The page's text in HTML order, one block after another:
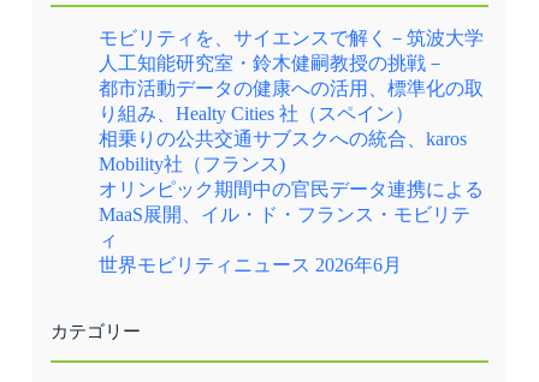
料・参考情報】 ①Improving bus connections
between Leigh, Salford and Manchester, TfGM,
Dec. 2011 に加筆 ②IBS撮影 ③Cross City Bus
Package and Busway Programme Monitoring and
Evaluation Early Findings Report, TfGM, July
2020 に加筆
だが、車体色から看板まで、シンボルカラーで
あるレモンイエローに統一されている（出典
な効果が表れています。 公共交通の利用者数は
コロナ前の予測に対し6.6%上方で推移 バス運賃
の平均15%の値下げ ゼロエミッション車のシェ
ア拡大（25%） 経年の浅い車両の増強（車齢4
年未満が75%） 定時運行率の改善（フランチャ
イズ化前66%→統合第1フェーズでは80%超え、
第2,3フェーズも70％超） バス1km当たりの運営
コストを、民間市場への介入ケースと比較して
1/3削減 今後は2028年にかけて、主要8コリドー
の地域鉄道の統合が予定されています。 「Bee
Network」のロゴマークのミツバチは、労働者
の街マンチェスターを象徴するアイコンで、ま
とアクティブトラベルの分担率を50%とする目
標を打ち出し、マイカーと公共交通の「ライト
こうした街では民間主導での中心市街地再編が
進まないことから、行政主導による再編が計画
されています。 また、郊外バスターミナルと
マンチェスター中心部、あるいは郊外バスター
ミナル同士を結ぶバスネットワークについて、
Bee Networkへの統合以降、路線再編によりサー
ビスレベルが向上しています。現在では、41の
路線が日中でも12分以下の高頻度で運行されて
おり、市域全体で利便性の高い公共交通ネット
ワークが形成されています。バスターミナルに
は、高頻度で運行する路線を一覧にしたマップ
も掲示されており、郊外都市間にも利便性の高
い公共交通が運行されていることがPRされてい
ます。 運行頻度12分以内のトラム・バス路線を
③ ポイント バスターミナルを中心に街が形成
されていることで、行政、医療、買物などの日
としています。入札には国外事業者も含め幅広
く参入可能です。参入を希望する事業者は事前
審査を受けることで、入札資格を得ることがで
き、各路線の入札に際しては、金額だけでな
く、人員、施設、車両の保有やメンテナンス能
力、安全衛生管理、財務状況なども評価され、
運行事業者が選定される仕組みとなっていま
す。加えて、契約においは品質基準を設定し、
車両やドライバーの品質、遅延状況などをモニ
タリングし、その結果に応じて支払額の増減を
行うインセンティブを設定しています。また、
契約基準よりさらに上の条件を達すれば通常7
年間の契約を2年間延長することが可能となり
ます。 フランチャイズ方式における契約までの
プロセスはドキュメントで公表されている（出
ベルに直結するため、高収益路線にサービスが
集中する状況や定時性等の品質低下の状況が各
で鉄道運営 エリザベス線、来年５月から ドイ
ツ：ドイツ、2040年の交通予測を公表 ニューヨ
ーク：ニューヨーク市が「渋滞税」導入へ、米
都市で初 トランプ次期大統領は反対 公共交通
機関の完全キャッシュレス化で日本より数歩先
をいくASEAN諸国のリアル 情報提供元：一般
財団法人 計量計画研究所（IBS） 定期的にメー
ルでの情報提供を希望される方は、JCOMMの
Webページより、JCOMMメーリングリストへの
登録を行ってください。 JCOMMメーリングリ
スト配信内容・JCOMMニューズレター（年4
回） 日本のMMの実務と研究に関わる様々な
情報交換を支援することを目的として、 一般
社団法人 日本モビリティ・マネジメント会議よ
り配信するニューズレターです。・MM関連ニ
（不定期） 皆様よりいただいた関連イベント
等の情報を配信します。・JCOMM関連情報 毎
モビリティを、サイエンスで解く－筑波大学
人工知能研究室・鈴木健嗣教授の挑戦－
都市活動データの健康への活用、標準化の取
り組み、Healty Cities 社（スペイン）
相乗りの公共交通サブスクへの統合、karos
Mobility社（フランス)
オリンピック期間中の官民データ連携による
MaaS展開、イル・ド・フランス・モビリテ
ィ
世界モビリティニュース 2026年6月
カテゴリー